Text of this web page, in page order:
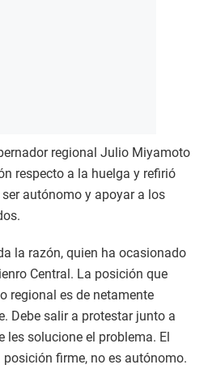
regional Julio Miyamoto
respecto a la huelga y refirió
autónomo y apoyar a los
la razón, quien ha ocasionado
Central. La posición que
regional es de netamente
Debe salir a protestar junto a
les solucione el problema. El
firme, no es autónomo.